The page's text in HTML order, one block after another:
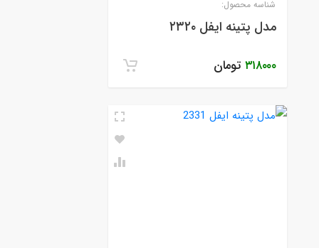
شناسه محصول:
مدل پتینه ایفل ۲۳۲۰
۳۱۸۰۰۰ تومان